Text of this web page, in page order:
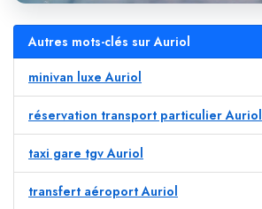
Autres mots-clés sur Auriol
minivan luxe Auriol
réservation transport particulier Auriol
taxi gare tgv Auriol
transfert aéroport Auriol